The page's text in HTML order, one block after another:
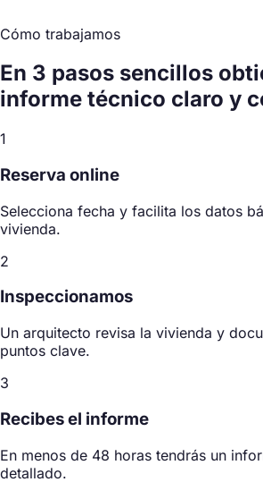
Cómo trabajamos
En 3 pasos sencillos
informe técnico claro y
1
Reserva online
Selecciona fecha y facilita los datos
vivienda.
2
Inspeccionamos
Un arquitecto revisa la vivienda y
puntos clave.
3
Recibes el informe
En menos de 48 horas tendrás un
detallado.